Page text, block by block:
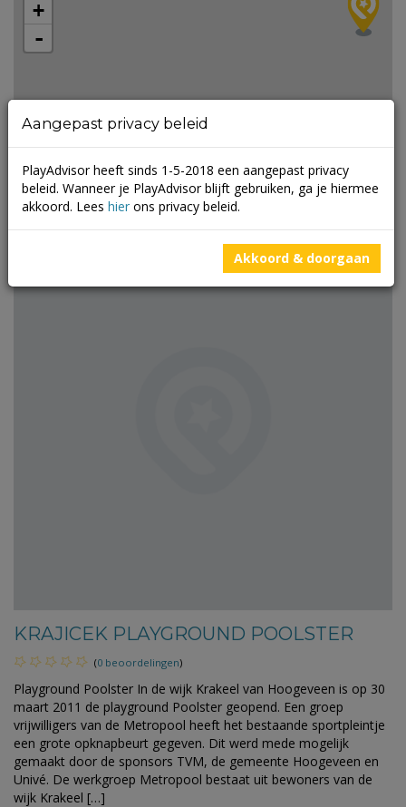
+
-
Leaflet
KRAJICEK PLAYGROUND POOLSTER
(0 beoordelingen)
Playground Poolster In de wijk Krakeel van Hoogeveen is op 30
maart 2011 de playground Poolster geopend. Een groep
vrijwilligers van de Metropool heeft het bestaande sportpleintje
een grote opknapbeurt gegeven. Dit werd mede mogelijk
gemaakt door de sponsors TVM, de gemeente Hoogeveen en
Univé. De werkgroep Metropool bestaat uit bewoners van de
wijk Krakeel […]
Aangepast privacy beleid
PlayAdvisor heeft sinds 1-5-2018 een aangepast privacy
beleid. Wanneer je PlayAdvisor blijft gebruiken, ga je hiermee
akkoord. Lees hier ons privacy beleid.
Akkoord & doorgaan